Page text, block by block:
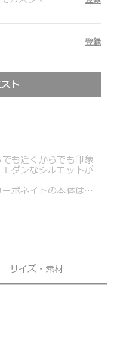
登録
ト
も近くからでも印象
ダンなシルエットが
ボネイトの本体は、
、静音で操作性に優
、快適な旅＝移動を
を施し、内装には
いの原因となる細菌
ルをリサイクルした
年の使用に耐える高
たままですと、お手
サイズ・素材